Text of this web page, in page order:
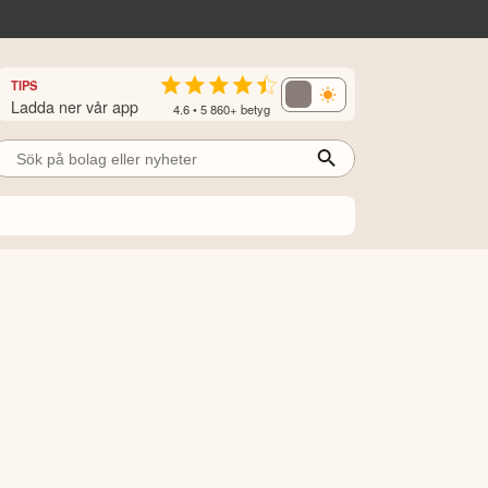
TIPS
Ladda ner vår app 4.6 • 5 860+ betyg